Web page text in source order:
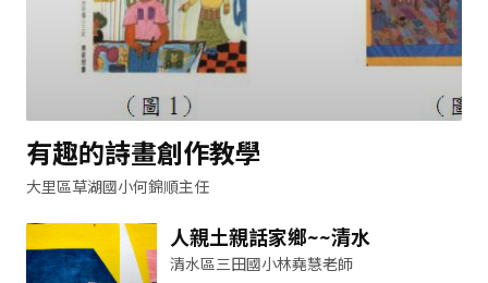
有趣的詩畫創作教學
大里區草湖國小何錦順主任
人親土親話家鄉~~清水
清水區三田國小林堯慧老師